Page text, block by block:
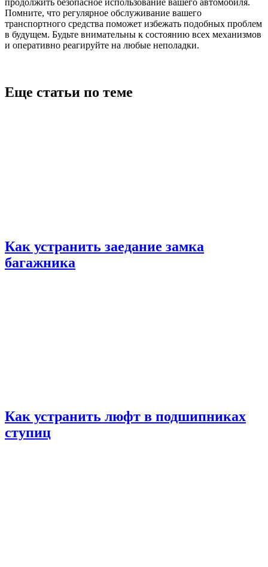
продолжить безопасное использование вашего автомобиля.
Помните, что регулярное обслуживание вашего
транспортного средства поможет избежать подобных проблем
в будущем. Будьте внимательны к состоянию всех механизмов
и оперативно реагируйте на любые неполадки.
Еще статьи по теме
Как устранить заедание замка
багажника
Как устранить люфт в подшипниках
ступиц